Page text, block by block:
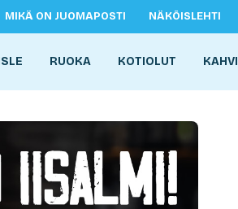
MIKÄ ON JUOMAPOSTI NÄKÖISLEHTI
RUOKA KOTIOLUT KAHVI